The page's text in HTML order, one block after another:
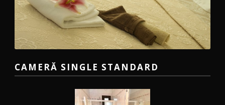
CAMERĂ SINGLE STANDARD